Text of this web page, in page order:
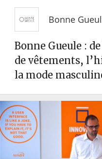
Bonne
Bonne Gueule :
de vêtements,
la mode